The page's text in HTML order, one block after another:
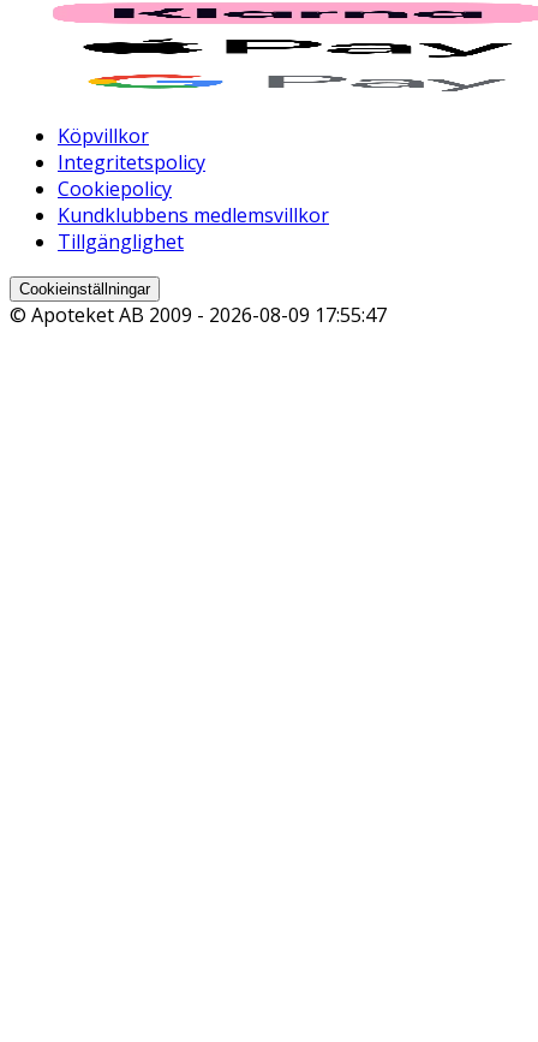
Köpvillkor
Integritetspolicy
Cookiepolicy
Kundklubbens medlemsvillkor
Tillgänglighet
Cookieinställningar
© Apoteket AB 2009 - 2026-08-09 17:55:47